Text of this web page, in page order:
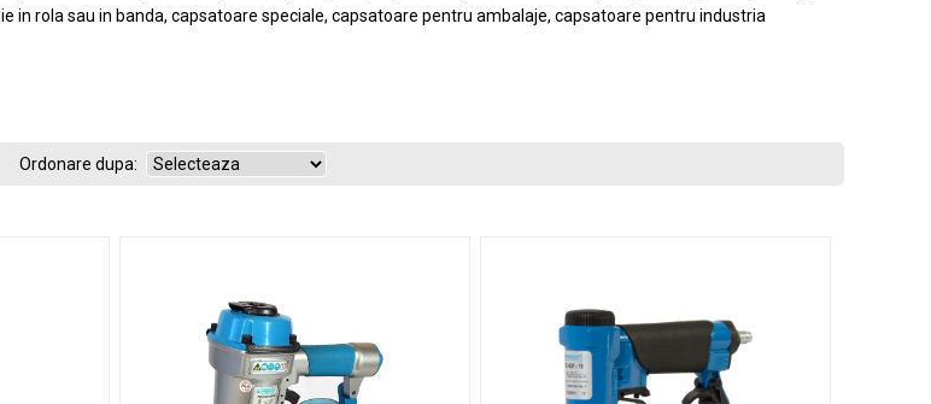
in rola sau in banda, capsatoare speciale, capsatoare pentru ambalaje, capsatoare pentru industria
Ordonare dupa: